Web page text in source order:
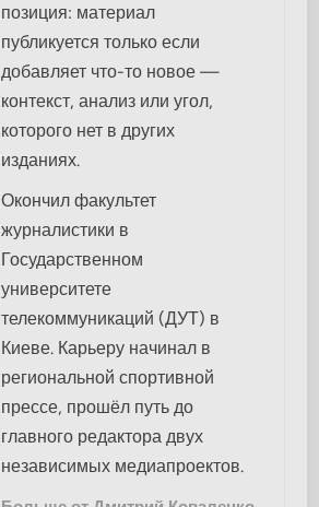
позиция: материал
публикуется только если
добавляет что-то новое —
контекст, анализ или угол,
которого нет в других
изданиях.
Окончил факультет
журналистики в
Государственном
университете
телекоммуникаций (ДУТ) в
Киеве. Карьеру начинал в
региональной спортивной
прессе, прошёл путь до
главного редактора двух
независимых медиапроектов.